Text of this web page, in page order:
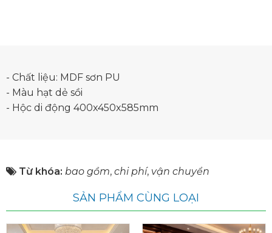
- Chất liệu: MDF sơn PU
- Màu hạt dẻ sồi
- Hộc di động 400x450x585mm
Từ khóa: bao gồm, chi phí, vận chuyển
SẢN PHẨM CÙNG LOẠI